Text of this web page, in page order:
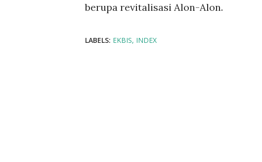
berupa revitalisasi Alon-Alon.
LABELS: EKBIS INDEX